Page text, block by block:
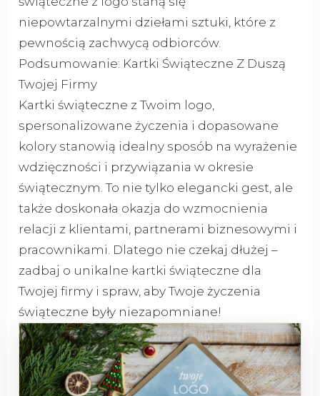
niepowtarzalnymi dziełami sztuki, które z
pewnością zachwycą odbiorców.
Podsumowanie: Kartki Świąteczne Z Duszą
Twojej Firmy
Kartki świąteczne z Twoim logo,
spersonalizowane życzenia i dopasowane
kolory stanowią idealny sposób na wyrażenie
wdzięczności i przywiązania w okresie
świątecznym. To nie tylko elegancki gest, ale
także doskonała okazja do wzmocnienia
relacji z klientami, partnerami biznesowymi i
pracownikami. Dlatego nie czekaj dłużej –
zadbaj o unikalne kartki świąteczne dla
Twojej firmy i spraw, aby Twoje życzenia
świąteczne były niezapomniane!